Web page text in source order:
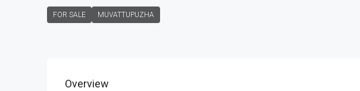
FOR SALE MUVATTUPUZHA
Overview